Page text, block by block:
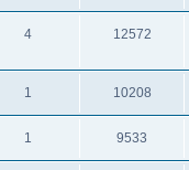
4 12572
1 10208
1 9533